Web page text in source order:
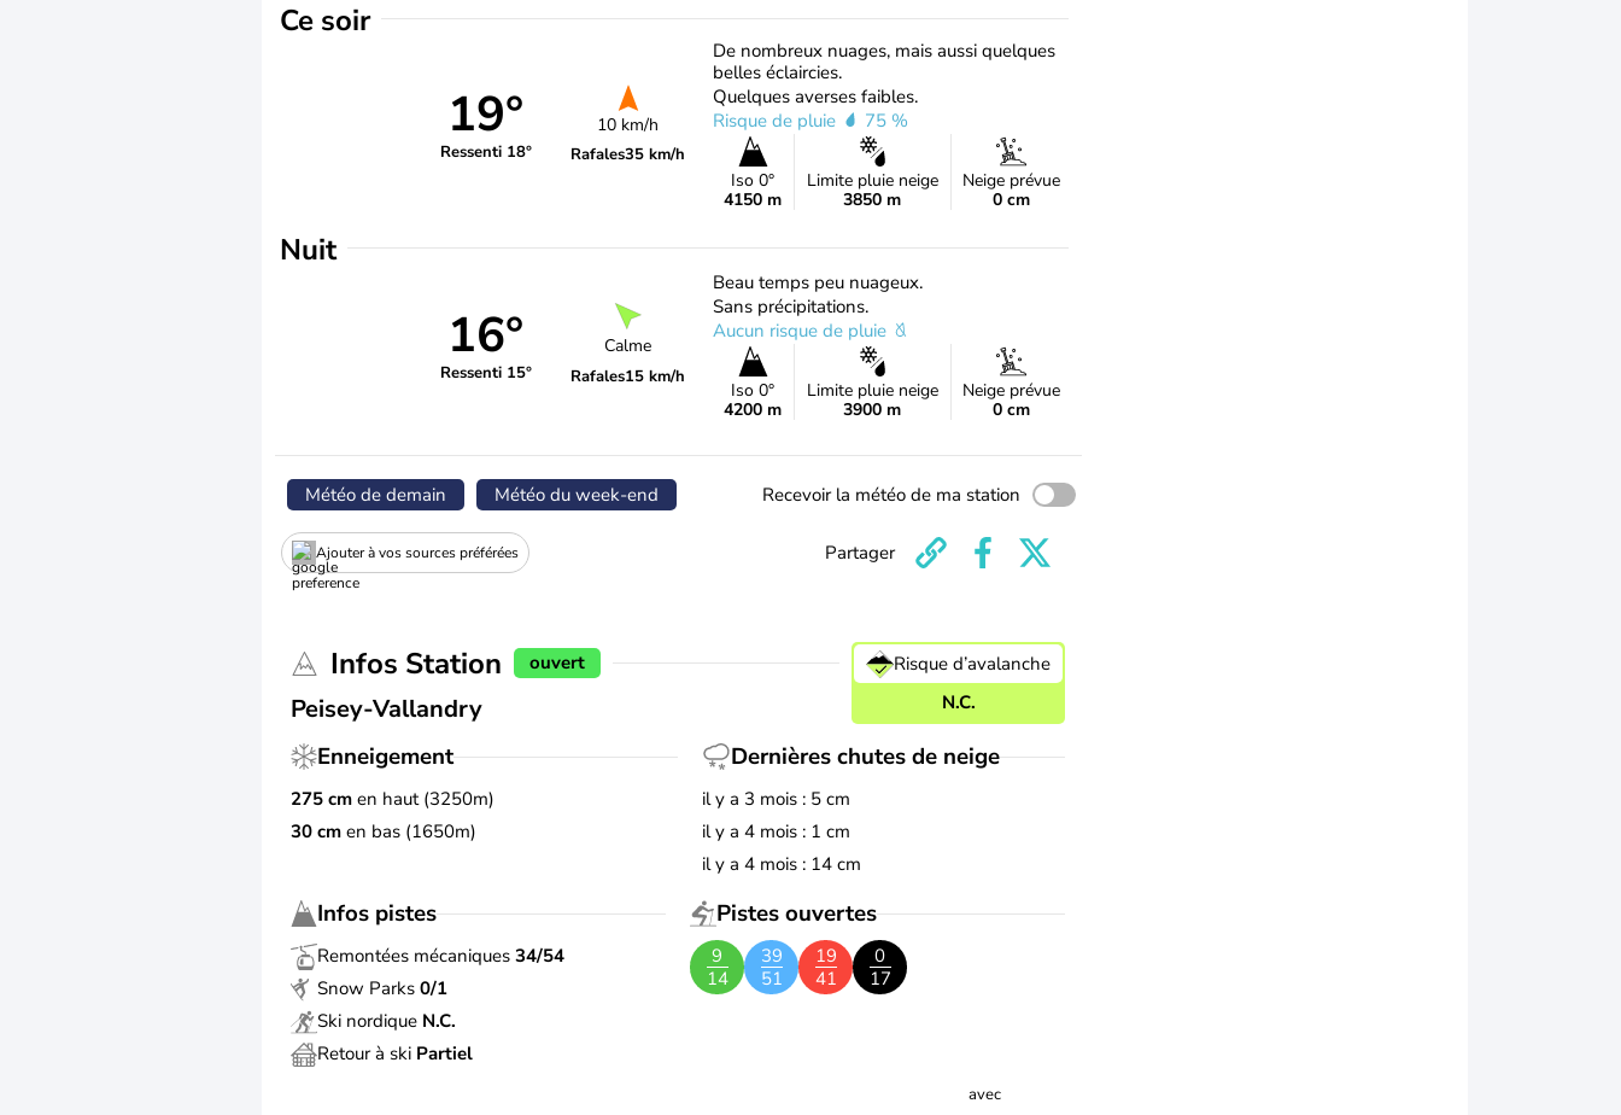
Ce soir
19°
Ressenti 18°
10 km/h
Rafales35 km/h
De nombreux nuages, mais aussi quelques
belles éclaircies.
Quelques averses faibles.
Risque de pluie
75 %
Iso 0°
4150 m
Limite pluie neige
3850 m
Neige prévue
0 cm
Nuit
16°
Ressenti 15°
Calme
Rafales15 km/h
Beau temps peu nuageux.
Sans précipitations.
Aucun risque de pluie
Iso 0°
4200 m
Limite pluie neige
3900 m
Neige prévue
0 cm
Météo de demain Météo du week-end Recevoir la météo de ma station
Ajouter à vos sources préférées Partager
Infos Station ouvert
Peisey-Vallandry
Risque d’avalanche
N.C.
Enneigement
275 cm en haut (3250m)
30 cm en bas (1650m)
Dernières chutes de neige
il y a 3 mois : 5 cm
il y a 4 mois : 1 cm
il y a 4 mois : 14 cm
Infos pistes
Remontées mécaniques 34/54
Snow Parks 0/1
Ski nordique N.C.
Retour à ski Partiel
Pistes ouvertes
9
14
39
51
19
41
0
17
avec